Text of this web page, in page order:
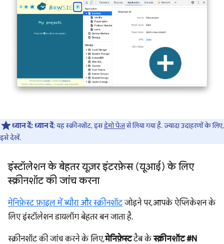
ध्यान दें:ध्यान दें: यह स्क्रीनशॉट, इसडेमो पेजसे लिया गया है. ज़्यादा उदाहरणों के लिए,
इसे देखें.
इंस्टॉलेशन के बेहतर यूज़र इंटरफ़ेस (यूआई) के लिए
स्क्रीनशॉट की जांच करना
मेनिफ़ेस्ट फ़ाइल में ब्यौरा और स्क्रीनशॉटजोड़ने पर, आपके ऐप्लिकेशन के
लिए इंस्टॉलेशन डायलॉग बेहतर बन जाता है.
स्क्रीनशॉट की जांच करने के लिए,मेनिफ़ेस्टटैब केस्क्रीनशॉट #N